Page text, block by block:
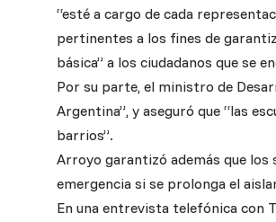
“esté a cargo de cada
pertinentes a los fines de
básica” a los ciudadanos que se
Por su parte, el ministro de
Argentina”, y aseguró que “las
barrios”.
Arroyo garantizó además que
emergencia si se prolonga el
En una entrevista telefónica con